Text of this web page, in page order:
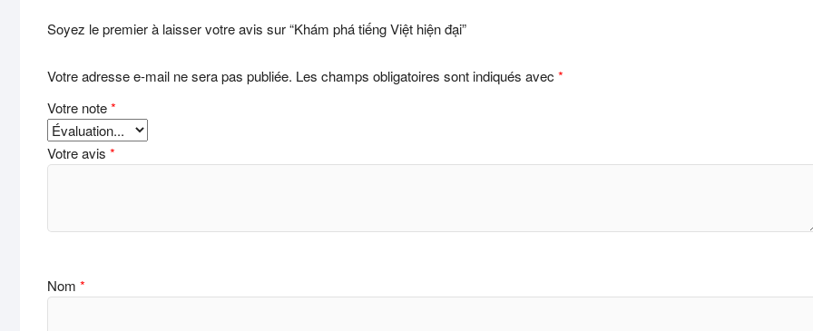
Soyez le premier à laisser votre avis sur “Khám phá tiếng Việt hiện đại”
Votre adresse e-mail ne sera pas publiée. Les champs obligatoires sont indiqués avec *
Votre note*
Votre avis *
Nom *